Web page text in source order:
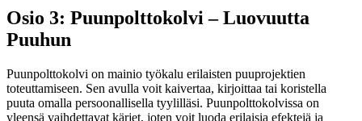
Osio 3: Puunpolttokolvi – Luovuutta
Puuhun
Puunpolttokolvi on mainio työkalu erilaisten puuprojektien
toteuttamiseen. Sen avulla voit kaivertaa, kirjoittaa tai koristella
puuta omalla persoonallisella tyylilläsi. Puunpolttokolvissa on
yleensä vaihdettavat kärjet, joten voit luoda erilaisia efektejä ja